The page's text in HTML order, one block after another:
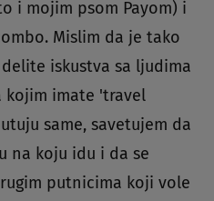
i mojim psom Payom) i
Mislim da je tako
iskustva sa ljudima
kojim imate 'travel
same, savetujem da
na koju idu i da se
putnicima koji vole